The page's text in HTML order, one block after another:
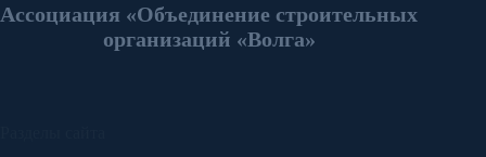
Ассоциация «Объединение строительных
организаций «Волга»